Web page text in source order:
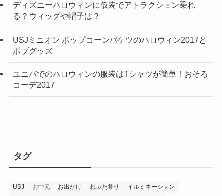
ディズニーハロウィンに仮装でアトラクション乗れ
る？ウィッグや帽子は？
USJミニオン ポップコーンバケツのハロウィン2017と
ボブグッズ
ユニバでのハロウィンの服装はTシャツが簡単！おそろ
コーデ2017
タグ
USJ お中元 お出かけ ねぶた祭り
イルミネーション